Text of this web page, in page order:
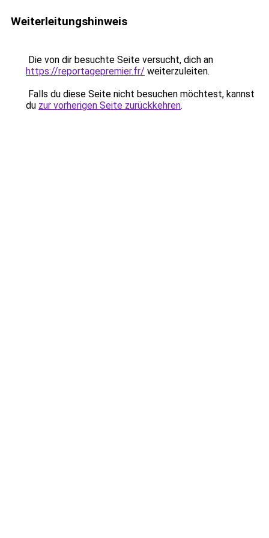
Weiterleitungshinweis
Die von dir besuchte Seite versucht, dich an
https://reportagepremier.fr/ weiterzuleiten.
Falls du diese Seite nicht besuchen möchtest, kannst
du zur vorherigen Seite zurückkehren.